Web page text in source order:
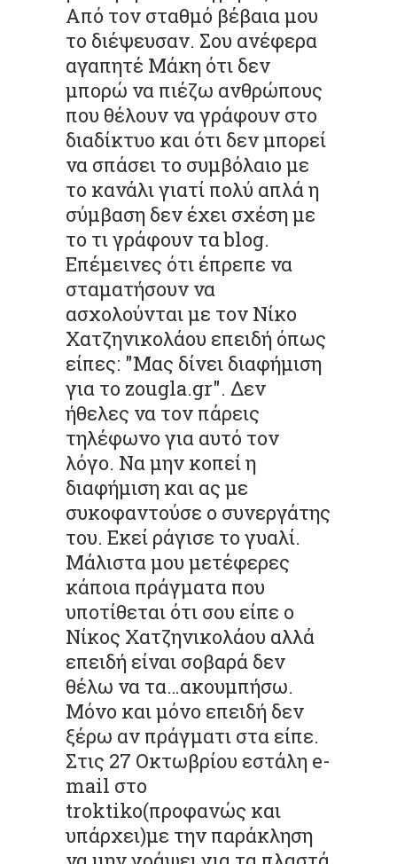
Από τον σταθμό βέβαια μου
το διέψευσαν. Σου ανέφερα
αγαπητέ Μάκη ότι δεν
μπορώ να πιέζω ανθρώπους
που θέλουν να γράφουν στο
διαδίκτυο και ότι δεν μπορεί
να σπάσει το συμβόλαιο με
το κανάλι γιατί πολύ απλά η
σύμβαση δεν έχει σχέση με
το τι γράφουν τα blog.
Επέμεινες ότι έπρεπε να
σταματήσουν να
ασχολούνται με τον Νίκο
Χατζηνικολάου επειδή όπως
είπες: "Μας δίνει διαφήμιση
για το zougla.gr". Δεν
ήθελες να τον πάρεις
τηλέφωνο για αυτό τον
λόγο. Να μην κοπεί η
διαφήμιση και ας με
συκοφαντούσε ο συνεργάτης
του. Εκεί ράγισε το γυαλί.
Μάλιστα μου μετέφερες
κάποια πράγματα που
υποτίθεται ότι σου είπε ο
Νίκος Χατζηνικολάου αλλά
επειδή είναι σοβαρά δεν
θέλω να τα…ακουμπήσω.
Μόνο και μόνο επειδή δεν
ξέρω αν πράγματι στα είπε.
Στις 27 Οκτωβρίου εστάλη e-
mail στο
troktiko(προφανώς και
υπάρχει)με την παράκληση